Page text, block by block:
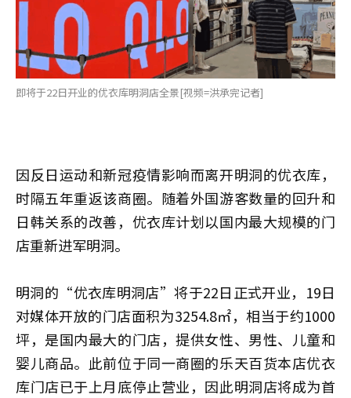
即将于22日开业的优衣库明洞店全景[视频=洪承完记者]
因反日运动和新冠疫情影响而离开明洞的优衣库，
时隔五年重返该商圈。随着外国游客数量的回升和
日韩关系的改善，优衣库计划以国内最大规模的门
店重新进军明洞。
明洞的“优衣库明洞店”将于22日正式开业，19日
对媒体开放的门店面积为3254.8㎡，相当于约1000
坪，是国内最大的门店，提供女性、男性、儿童和
婴儿商品。此前位于同一商圈的乐天百货本店优衣
库门店已于上月底停止营业，因此明洞店将成为首